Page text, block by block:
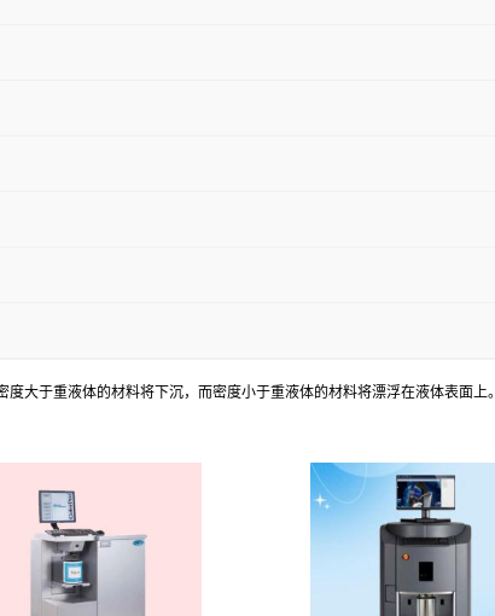
度大于重液体的材料将下沉，而密度小于重液体的材料将漂浮在液体表面上。